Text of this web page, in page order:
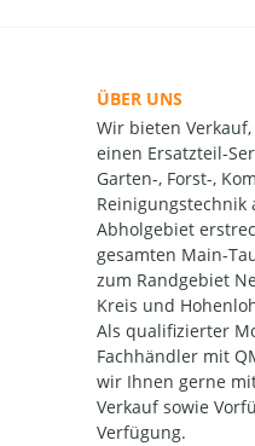
ÜBER UNS
Wir bieten
einen Ersatzteil-
Garten-, Forst-,
Reinigungstechnik
Abholgebiet
gesamten Main-
zum Randgebiet
Kreis und
Als qualifizierter
Fachhändler mit
wir Ihnen gerne
Verkauf sowie
Verfügung.